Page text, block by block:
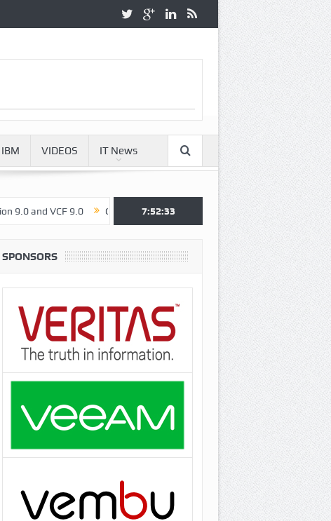
IBM VIDEOS IT News
VCF 9.0 GAZZE İMAN KALBURU ve SİYONİST ZULÜM RÜZGARI
7:52:34
SPONSORS